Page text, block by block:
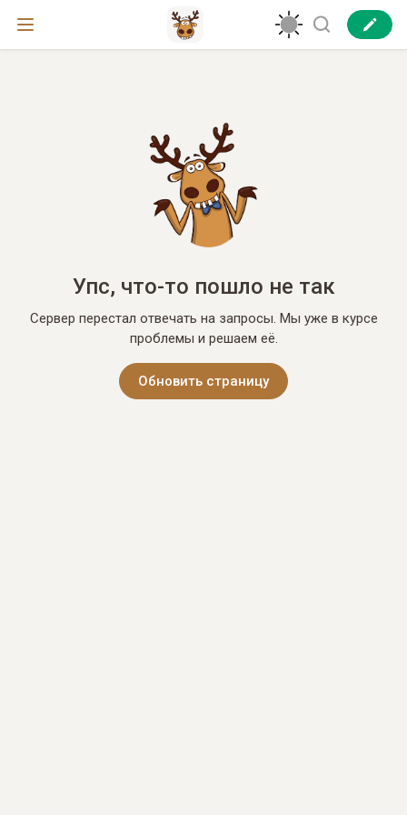
Упс, что-то пошло не так
Сервер перестал отвечать на запросы. Мы уже в курсе
проблемы и решаем её.
Обновить страницу